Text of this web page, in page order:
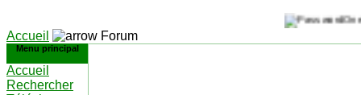
Accueil Forum
Menu principal
Accueil
Rechercher